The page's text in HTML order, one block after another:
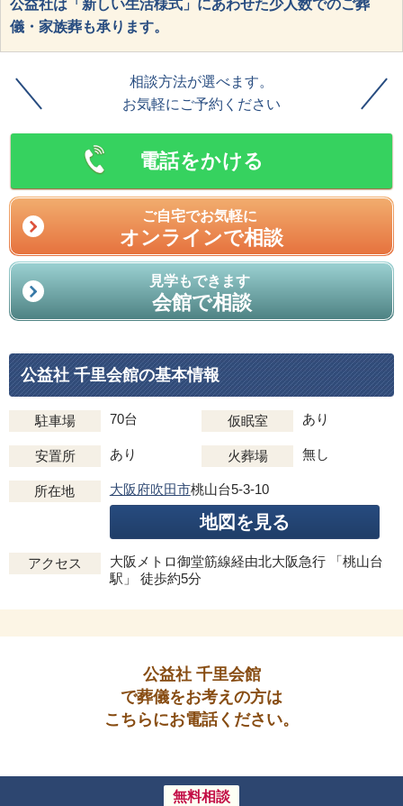
公益社は「新しい生活様式」にあわせた少人数でのご葬
儀・家族葬も承ります。
相談方法が選べます。
お気軽にご予約ください
電話をかける
ご自宅でお気軽に
オンラインで相談
見学もできます
会館で相談
公益社 千里会館の基本情報
駐車場 70台 仮眠室 あり
安置所 あり 火葬場 無し
所在地 大阪府吹田市桃山台5-3-10
地図を見る
アクセス
大阪メトロ御堂筋線経由北大阪急行 「桃山台
駅」 徒歩約5分
公益社 千里会館
で葬儀をお考えの方は
こちらにお電話ください。
無料相談